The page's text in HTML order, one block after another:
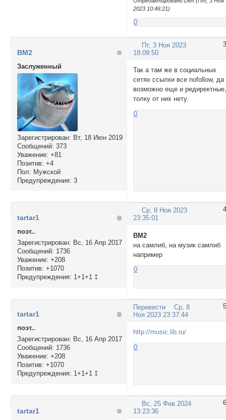
2023 10:46:21)
0
3
Пт, 3 Ноя 2023
18:09:50
BM2
Заслуженный
Зарегистрирован: Вт, 18 Июн 2019
Сообщений: 373
Уважение: +81
Позитив: +4
Пол: Мужской
Предупреждения: 3
Так а там же в социальных
сетях ссылки все nofollow, да
возможно еще и
толку от них нету.
0
4
Ср, 8 Ноя 2023
23:35:01
tartar1
поэт..
Зарегистрирован: Вс, 16 Апр 2017
Сообщений: 1736
Уважение: +208
Позитив: +1070
Предупреждения: 1+1+1 ‡
BM2
на самлиб, на музик самлиб
например
0
Перевести 5
Ср, 8
Ноя 2023 23:37:44
tartar1
поэт..
Зарегистрирован: Вс, 16 Апр 2017
Сообщений: 1736
Уважение: +208
Позитив: +1070
Предупреждения: 1+1+1 ‡
http://music.lib.ru/
0
6
Вс, 25 Фев 2024
13:23:36
tartar1